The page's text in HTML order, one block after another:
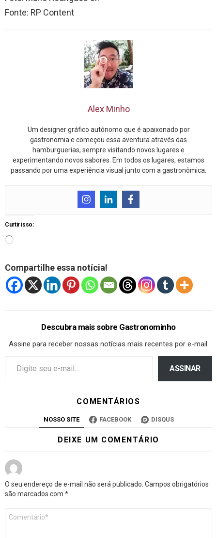
Fonte: RP Content
Alex Minho
Um designer gráfico autônomo que é apaixonado por
gastronomia e começou essa aventura através das
hamburguerias, sempre visitando novos lugares e
experimentando novos sabores. Em todos os lugares, estamos
passando por uma experiência visual junto com a gastronômica.
Curtir isso:
Compartilhe essa notícia!
Descubra mais sobre Gastronominho
Assine para receber nossas notícias mais recentes por e-mail.
ASSINAR
COMENTÁRIOS
NOSSO SITE FACEBOOK DISQUS
DEIXE UM COMENTÁRIO
O seu endereço de e-mail não será publicado. Campos obrigatórios
são marcados com *